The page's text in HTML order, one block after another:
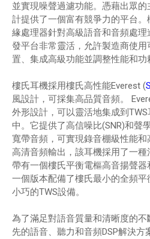
並實現噪聲過濾功能。憑藉出眾
計提供了一個富有競爭力的平台
緣處理器針對高級語音和音頻處
發平台非常靈活，允許製造商使
置、集成高級功能並調整性能和功
樓氏耳機採用樓氏高性能Everest (
風設計，可採集高品質音頻。
外形設計，可以靈活地集成到
中。它提供了高信噪比(SNR)和聲
寬帶音頻，可實現錄音棚級性能
高清音頻輸出，該耳機採用了一
帶有一個樓氏平衡電樞高音揚聲
一個版本配備了樓氏最小的全頻
小巧的TWS設備。
為了滿足對語音質量和清晰度的
先的語音、聽力和音頻DSP解決方